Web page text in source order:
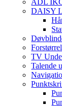
ADL
DAISY
TV
Talende